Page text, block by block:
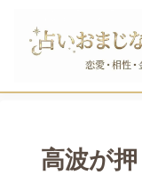
高波が